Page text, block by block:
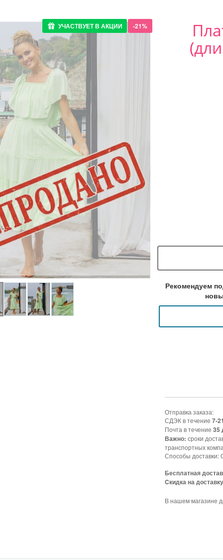
УЧАСТВУЕТ В АКЦИИ -21%
Рекомендуем
Отправка заказа:
СДЭК в течение 7-
Почта в течение 35
Важно: сроки
транспортных
Способы доставки:
Бесплатная
Cкидка на
В нашем магазине